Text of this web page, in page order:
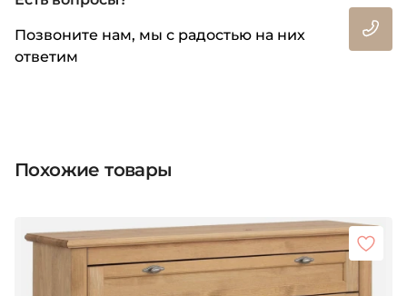
Позвоните нам, мы с радостью на них
ответим
Похожие товары